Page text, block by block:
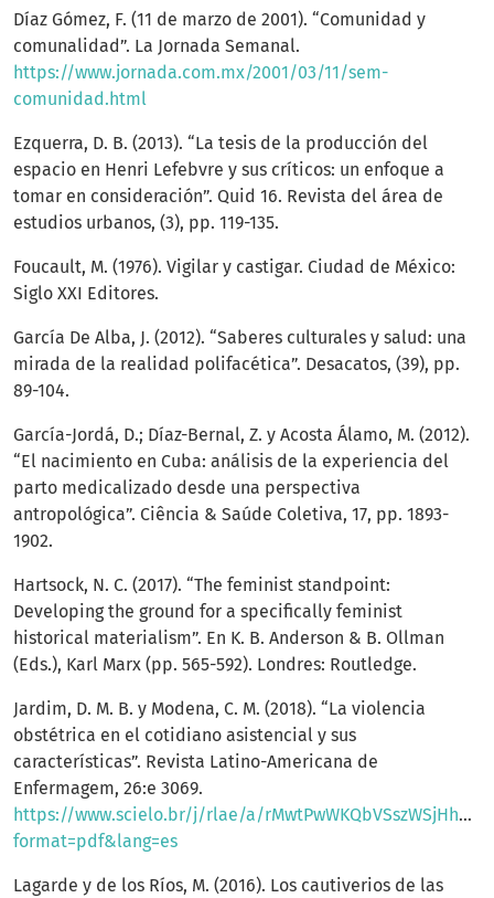
Díaz Gómez, F. (11 de marzo de 2001). “Comunidad y
comunalidad”. La Jornada Semanal.
https://www.jornada.com.mx/2001/03/11/sem-
comunidad.html
Ezquerra, D. B. (2013). “La tesis de la producción del
espacio en Henri Lefebvre y sus críticos: un enfoque a
tomar en consideración”. Quid 16. Revista del área de
estudios urbanos, (3), pp. 119-135.
Foucault, M. (1976). Vigilar y castigar. Ciudad de México:
Siglo XXI Editores.
García De Alba, J. (2012). “Saberes culturales y salud: una
mirada de la realidad polifacética”. Desacatos, (39), pp.
89-104.
García-Jordá, D.; Díaz-Bernal, Z. y Acosta Álamo, M. (2012).
“El nacimiento en Cuba: análisis de la experiencia del
parto medicalizado desde una perspectiva
antropológica”. Ciência & Saúde Coletiva, 17, pp. 1893-
1902.
Hartsock, N. C. (2017). “The feminist standpoint:
Developing the ground for a specifically feminist
historical materialism”. En K. B. Anderson & B. Ollman
(Eds.), Karl Marx (pp. 565-592). Londres: Routledge.
Jardim, D. M. B. y Modena, C. M. (2018). “La violencia
obstétrica en el cotidiano asistencial y sus
características”. Revista Latino-Americana de
Enfermagem, 26:e 3069.
https://www.scielo.br/j/rlae/a/
format=pdf&lang=es
Lagarde y de los Ríos, M. (2016). Los cautiverios de las